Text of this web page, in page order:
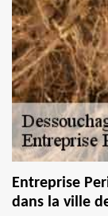
Entreprise
dans la ville